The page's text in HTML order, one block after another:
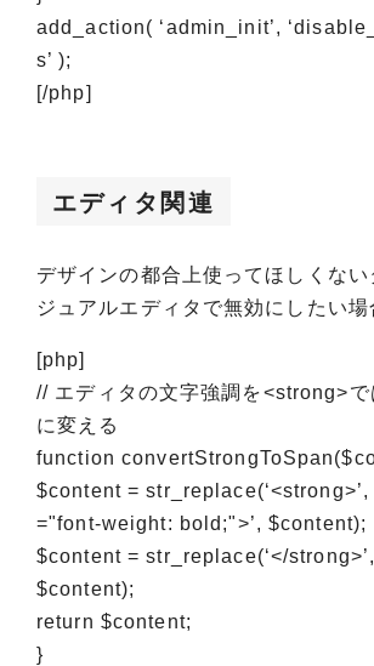
add_action( ‘admin_init’,
s’ );
[/php]
エディタ関連
デザインの都合上使ってほしくな
ジュアルエディタで無効にしたい場
[php]
// エディタの文字強調を<strong>
に変える
function
$content =
="font-weight: bold;">’, $content);
$content = str_replace(‘</strong>’,
$content);
return $content;
}